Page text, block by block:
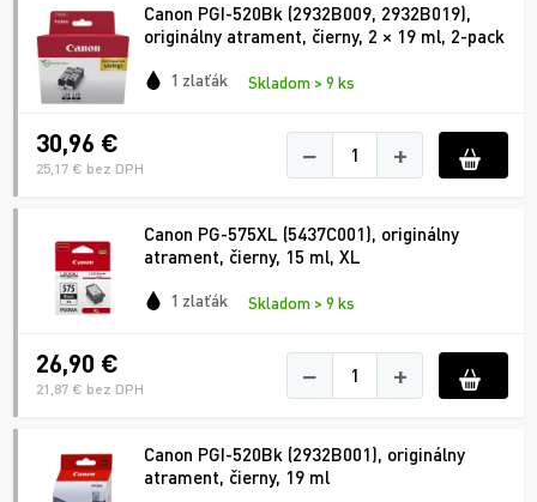
Canon PGI-520Bk (2932B009, 2932B019),
originálny atrament, čierny, 2 × 19 ml, 2-pack
1 zlaťák Skladom > 9 ks
30,96 €
25,17 € bez DPH − +
Canon PG-575XL (5437C001), originálny
atrament, čierny, 15 ml, XL
1 zlaťák Skladom > 9 ks
26,90 €
21,87 € bez DPH − +
Canon PGI-520Bk (2932B001), originálny
atrament, čierny, 19 ml